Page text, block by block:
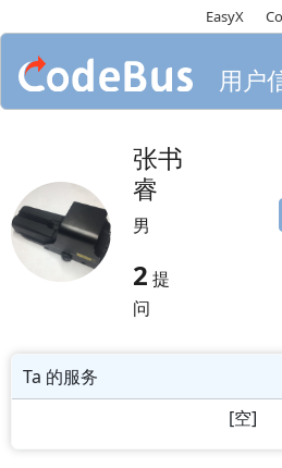
EasyX
用户
张书
睿
男
2 提
问
Ta 的服务
[空]